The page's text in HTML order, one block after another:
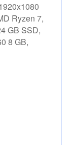
Ryzen 7,
GB SSD,
8 GB,